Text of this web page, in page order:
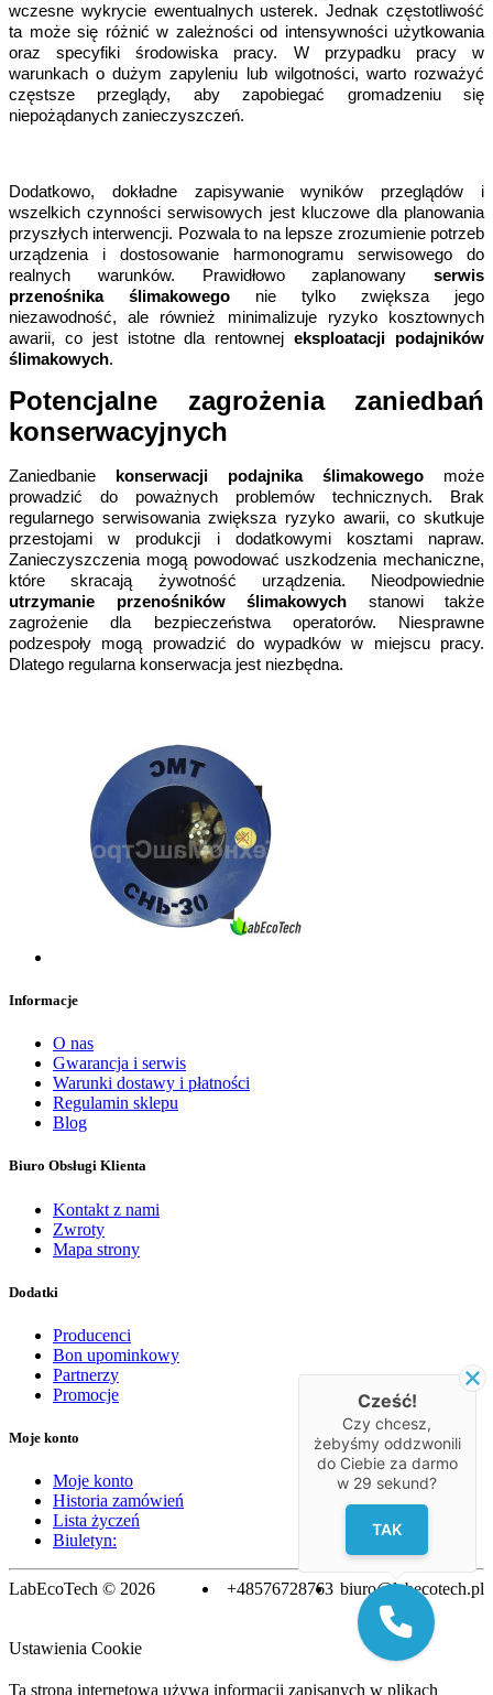
wczesne wykrycie ewentualnych usterek. Jednak częstotliwość
ta może się różnić w zależności od intensywności użytkowania
oraz specyfiki środowiska pracy. W przypadku pracy w
warunkach o dużym zapyleniu lub wilgotności, warto rozważyć
częstsze przeglądy, aby zapobiegać gromadzeniu się
niepożądanych zanieczyszczeń.
Dodatkowo, dokładne zapisywanie wyników przeglądów i
wszelkich czynności serwisowych jest kluczowe dla planowania
przyszłych interwencji. Pozwala to na lepsze zrozumienie potrzeb
urządzenia i dostosowanie harmonogramu serwisowego do
realnych warunków. Prawidłowo zaplanowany serwis
przenośnika ślimakowego nie tylko zwiększa jego
niezawodność, ale również minimalizuje ryzyko kosztownych
awarii, co jest istotne dla rentownej eksploatacji podajników
ślimakowych.
Potencjalne zagrożenia zaniedbań
konserwacyjnych
Zaniedbanie konserwacji podajnika ślimakowego może
prowadzić do poważnych problemów technicznych. Brak
regularnego serwisowania zwiększa ryzyko awarii, co skutkuje
przestojami w produkcji i dodatkowymi kosztami napraw.
Zanieczyszczenia mogą powodować uszkodzenia mechaniczne,
utrzymanie przenośników ślimakowych stanowi także
zagrożenie dla bezpieczeństwa operatorów. Niesprawne
podzespoły mogą prowadzić do wypadków w miejscu pracy.
Dlatego regularna konserwacja jest niezbędna.
Informacje
O nas
Gwarancja i serwis
Warunki dostawy i płatności
Regulamin sklepu
Blog
Biuro Obsługi Klienta
Kontakt z nami
Zwroty
Mapa strony
Dodatki
Producenci
Bon upominkowy
Partnerzy
Promocje
Moje konto
Moje konto
Historia zamówień
Lista życzeń
Biuletyn:
LabEcoTech © 2026 +48576728763 biuro@labecotech.pl
Ustawienia Cookie
Ta strona internetowa używa informacji zapisanych w plikach
Cześć!
Czy chcesz,
żebyśmy oddzwonili
do Ciebie za darmo
w 29 sekund?
TAK